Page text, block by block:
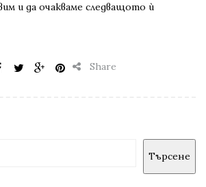
и да очакваме следващото ѝ
Share
Търсене